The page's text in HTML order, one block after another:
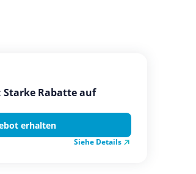
Starke Rabatte auf
erhalten
Siehe Details